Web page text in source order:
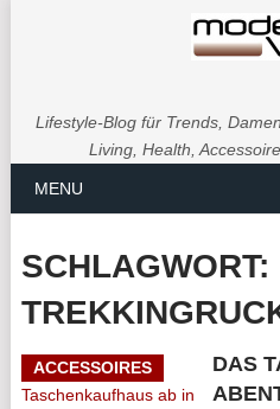
Lifestyle-Blog für Trends,
Living, Health,
MENU
SCHLAGWORT:
ACCESSOIRES
DAS